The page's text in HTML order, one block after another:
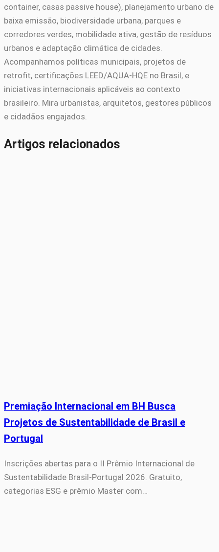
container, casas passive house), planejamento urbano de
baixa emissão, biodiversidade urbana, parques e
corredores verdes, mobilidade ativa, gestão de resíduos
urbanos e adaptação climática de cidades.
Acompanhamos políticas municipais, projetos de
retrofit, certificações LEED/AQUA-HQE no Brasil, e
iniciativas internacionais aplicáveis ao contexto
brasileiro. Mira urbanistas, arquitetos, gestores públicos
e cidadãos engajados.
Artigos relacionados
Premiação Internacional em BH Busca
Projetos de Sustentabilidade de Brasil e
Portugal
Inscrições abertas para o II Prêmio Internacional de
Sustentabilidade Brasil-Portugal 2026. Gratuito,
categorias ESG e prêmio Master com…